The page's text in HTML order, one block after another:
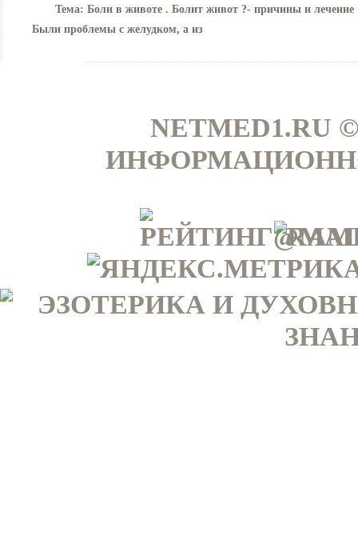
Тема: Боли в животе . Болит живот ?- причины и лечение
Были проблемы с желудком, а из
NETMED1.RU